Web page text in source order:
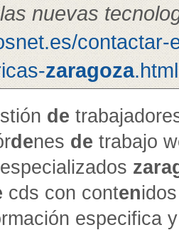
nuevas
contactar-
zaragoza
de
denes de trabajo
cds con conten
especifica